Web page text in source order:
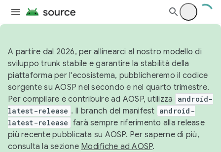
A partire dal 2026, per allinearci al nostro modello di
sviluppo trunk stabile e garantire la stabilità della
piattaforma per l'ecosistema, pubblicheremo il codice
sorgente su AOSP nel secondo e nel quarto trimestre.
Per compilare e contribuire ad AOSP, utilizza
android-
latest-release . Il branch del manifest android-
latest-release farà sempre riferimento alla release
più recente pubblicata su AOSP. Per saperne di più,
consulta la sezione Modifiche ad AOSP.